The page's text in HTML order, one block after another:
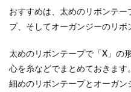
おすすめは、太めのリボンテ
プ、そしてオーガンジーのリボ
太めのリボンテープで「X」の
心を糸などでまとめておきます。
細めのリボンテープとオーガ